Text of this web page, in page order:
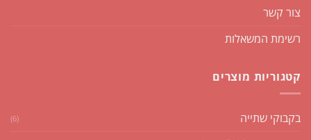
צור קשר
רשימת המשאלות
קטגוריות מוצרים
בקבוקי שתייה (6)